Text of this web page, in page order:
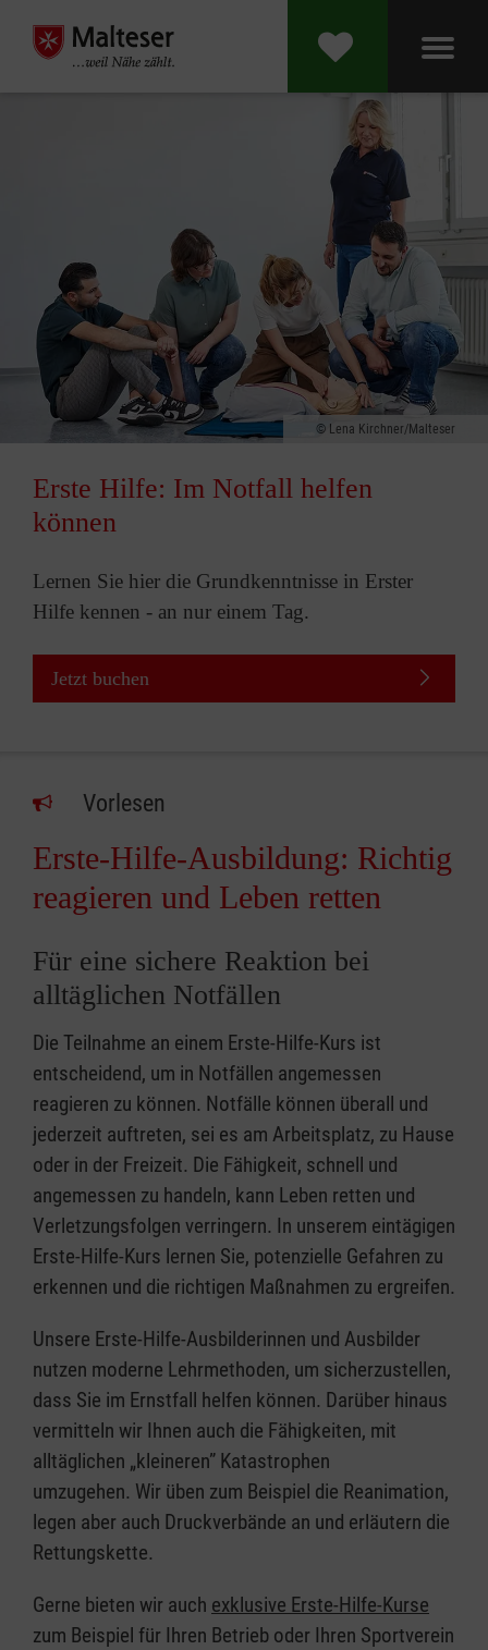
Lena Kirchner/Malteser
Erste Hilfe: Im Notfall helfen
können
Lernen Sie hier die Grundkenntnisse in Erster
Hilfe kennen - an nur einem Tag.
Jetzt buchen
Vorlesen
Erste-Hilfe-Ausbildung: Richtig
reagieren und Leben retten
Für eine sichere Reaktion bei
alltäglichen Notfällen
Die Teilnahme an einem Erste-Hilfe-Kurs ist
entscheidend, um in Notfällen angemessen
reagieren zu können. Notfälle können überall und
jederzeit auftreten, sei es am Arbeitsplatz, zu Hause
oder in der Freizeit. Die Fähigkeit, schnell und
angemessen zu handeln, kann Leben retten und
Verletzungsfolgen verringern. In unserem eintägigen
Erste-Hilfe-Kurs lernen Sie, potenzielle Gefahren zu
erkennen und die richtigen Maßnahmen zu ergreifen.
Unsere Erste-Hilfe-Ausbilderinnen und Ausbilder
nutzen moderne Lehrmethoden, um sicherzustellen,
dass Sie im Ernstfall helfen können. Darüber hinaus
vermitteln wir Ihnen auch die Fähigkeiten, mit
alltäglichen „kleineren” Katastrophen
umzugehen. Wir üben zum Beispiel die Reanimation,
legen aber auch Druckverbände an und erläutern die
Rettungskette.
Gerne bieten wir auch exklusive Erste-Hilfe-Kurse
zum Beispiel für Ihren Betrieb oder Ihren Sportverein